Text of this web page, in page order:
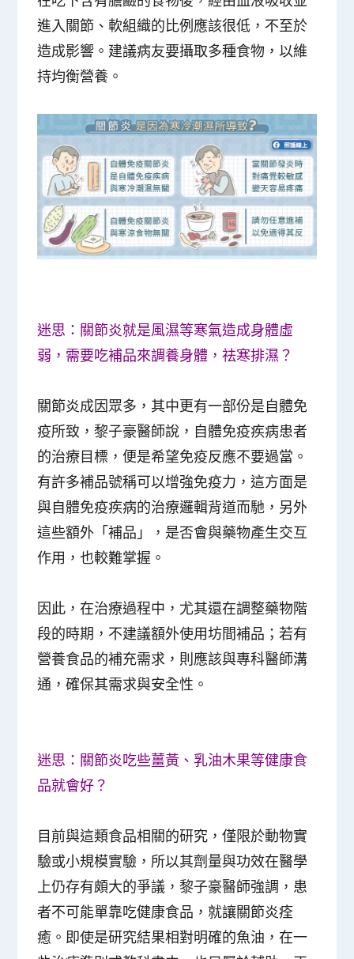
進入關節、軟組織的比例應該很低，不至於
造成影響。建議病友要攝取多種食物，以維
持均衡營養。
迷思：關節炎就是風濕等寒氣造成身體虛
弱，需要吃補品來調養身體，祛寒排濕？
關節炎成因眾多，其中更有一部份是自體免
疫所致，黎子豪醫師說，自體免疫疾病患者
的治療目標，便是希望免疫反應不要過當。
有許多補品號稱可以增強免疫力，這方面是
與自體免疫疾病的治療邏輯背道而馳，另外
這些額外「補品」，是否會與藥物產生交互
作用，也較難掌握。
因此，在治療過程中，尤其還在調整藥物階
段的時期，不建議額外使用坊間補品；若有
營養食品的補充需求，則應該與專科醫師溝
通，確保其需求與安全性。
迷思：關節炎吃些薑黃、乳油木果等健康食
品就會好？
目前與這類食品相關的研究，僅限於動物實
驗或小規模實驗，所以其劑量與功效在醫學
上仍存有頗大的爭議，黎子豪醫師強調，患
者不可能單靠吃健康食品，就讓關節炎痊
癒。即使是研究結果相對明確的魚油，在一